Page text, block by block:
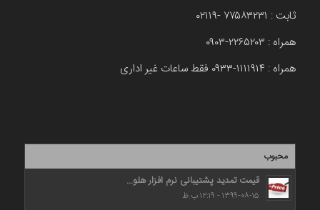
ثابت : ۷۷۵۸۳۲۳۱ -۰۲۱۱۹
همراه : ۲۲۶۵۲۰۳-۰۹۰۳
همراه : ۱۱۱۱۹۱۴-۰۹۳۳ فقط ساعات غیر اداری
محبوب
قیمت تمدید پشتیبانی نرم افزار هلو...
۱۳۹۹-۰۸-۱۵ - ۱۲:۱۹ ب.ظ